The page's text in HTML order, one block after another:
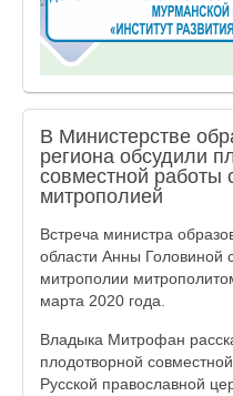
В Министерстве
региона обсудили
совместной работы
митрополией
Встреча министра
области Анны Головиной
митрополии
марта 2020 года.
Владыка Митрофан
плодотворной
Русской православной